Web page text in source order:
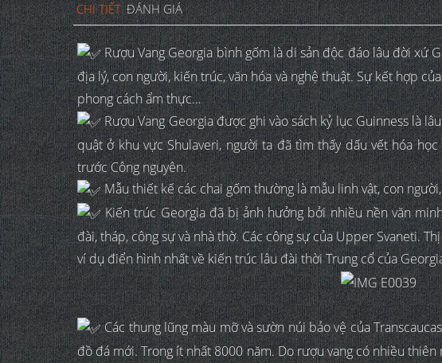
CHI TIẾT ĐÁNH GIÁ
Rượu Vang Georgia bình gốm là di sản độc đáo lâu đời xứ
địa lý, con người, kiến trúc, văn hóa và nghệ thuật. Sự kết hợp
phong cách ẩm thực…
Rượu Vang Georgia được ghi vào sách kỷ lục Guinness là
quật ở khu vực Shulaveri, người ta đã tìm thấy dấu vết hóa
trước Công nguyên.
Mẫu thiết kế các chai gốm thường là mẫu linh vật, con
Kiến trúc Georgia đã bị ảnh hưởng bởi nhiều nền văn
đài, tháp, công sự và nhà thờ. Các công sự của Upper Svaneti.
ví dụ điển hình nhất về kiến trúc lâu đài thời Trung cổ của
Các thung lũng màu mỡ và sườn núi bảo vệ của
đồ đá mới. Trong ít nhất 8000 năm. Do rượu vang có nhiều